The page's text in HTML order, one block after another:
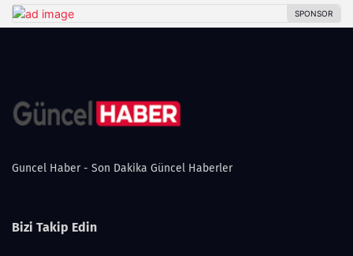
Guncel Haber - Son Dakika Güncel Haberler
Bizi Takip Edin